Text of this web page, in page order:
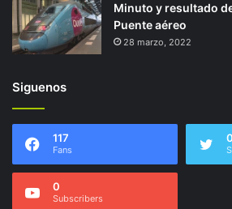
Minuto y resultado
Puente aéreo
28 marzo, 2022
Siguenos
117
Fans
0
0
Subscribers